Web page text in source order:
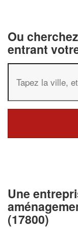
Ou
entrant
Une
(17800)